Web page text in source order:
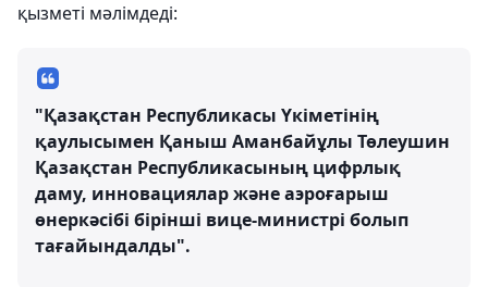
қызметі мәлімдеді:
"Қазақстан Республикасы Үкіметінің
қаулысымен Қаныш Аманбайұлы Төлеушин
Қазақстан Республикасының цифрлық
даму, инновациялар және аэроғарыш
өнеркәсібі бірінші вице-министрі болып
тағайындалды".